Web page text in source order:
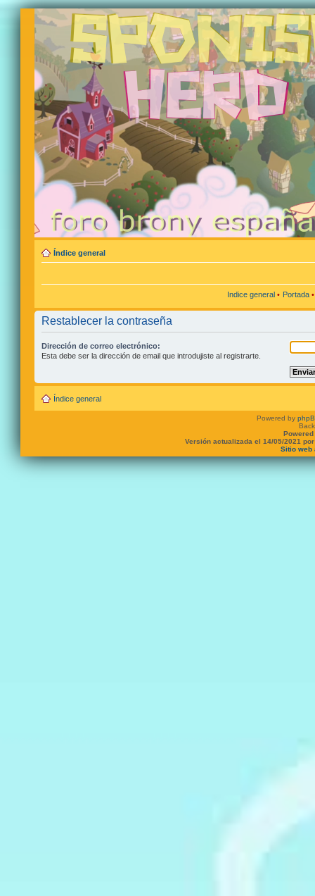
Índice general
Indice general • Portada
Restablecer la contraseña
Dirección de correo electrónico:
Esta debe ser la dirección de email que introdujiste al registrarte.
Índice general
Powered by
Versión actualizada el 14/05/2021
Sitio web